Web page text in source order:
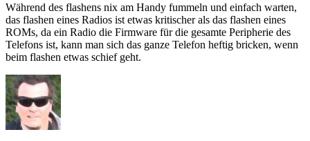
Während des flashens nix am Handy fummeln und einfach warten,
das flashen eines Radios ist etwas kritischer als das flashen eines
ROMs, da ein Radio die Firmware für die gesamte Peripherie des
Telefons ist, kann man sich das ganze Telefon heftig bricken, wenn
beim flashen etwas schief geht.